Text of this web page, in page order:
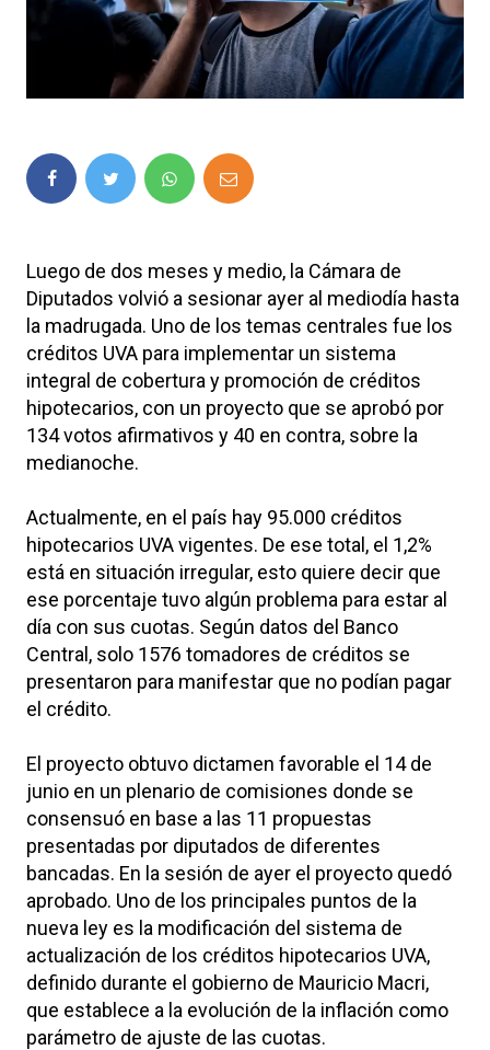
Luego de dos meses y medio, la Cámara de
Diputados volvió a sesionar ayer al mediodía hasta
la madrugada. Uno de los temas centrales fue los
créditos UVA para implementar un sistema
integral de cobertura y promoción de créditos
hipotecarios, con un proyecto que se aprobó por
134 votos afirmativos y 40 en contra, sobre la
medianoche.
Actualmente, en el país hay 95.000 créditos
hipotecarios UVA vigentes. De ese total, el 1,2%
está en situación irregular, esto quiere decir que
ese porcentaje tuvo algún problema para estar al
día con sus cuotas. Según datos del Banco
Central, solo 1576 tomadores de créditos se
presentaron para manifestar que no podían pagar
el crédito.
El proyecto obtuvo dictamen favorable el 14 de
junio en un plenario de comisiones donde se
consensuó en base a las 11 propuestas
presentadas por diputados de diferentes
bancadas. En la sesión de ayer el proyecto quedó
aprobado. Uno de los principales puntos de la
nueva ley es la modificación del sistema de
actualización de los créditos hipotecarios UVA,
definido durante el gobierno de Mauricio Macri,
que establece a la evolución de la inflación como
parámetro de ajuste de las cuotas.